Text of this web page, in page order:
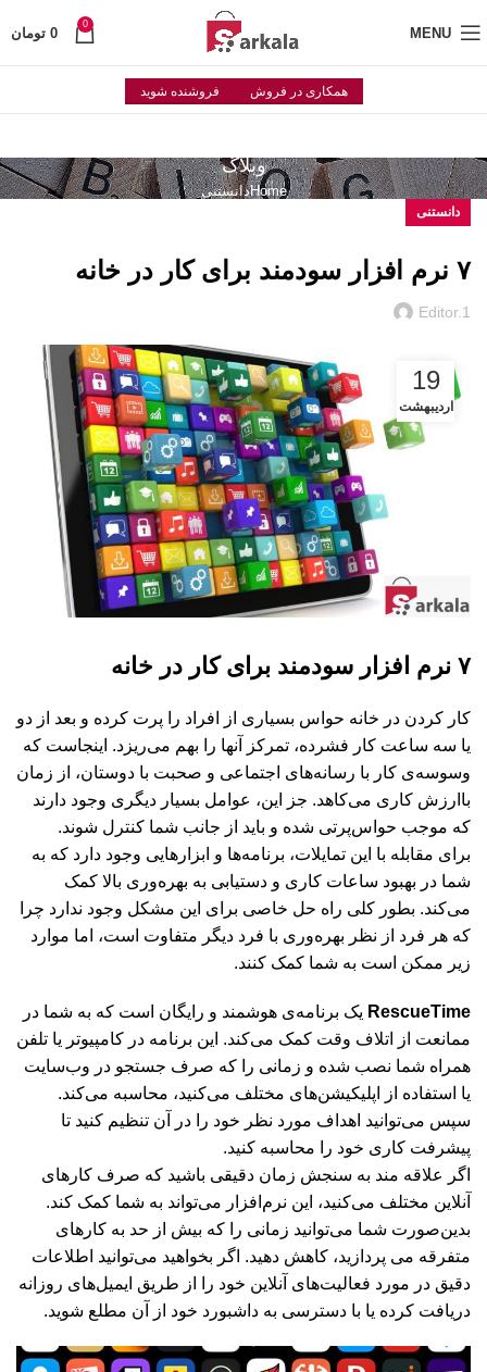
MENU
0
0 تومان
همکاری در فروش فروشنده شوید
وبلاگ
Homeدانستنی
دانستنی
۷ نرم افزار سودمند برای کار در خانه
Editor.1
19
اردیبهشت
۷ نرم افزار سودمند برای کار در خانه
کار کردن در خانه حواس بسیاری از افراد را پرت کرده و بعد از دو
یا سه ساعت کار فشرده، تمرکز آنها را بهم می‌ریزد. اینجاست که
وسوسه‌ی کار با رسانه‌های اجتماعی و صحبت با دوستان، از زمان
باارزش کاری می‌کاهد. جز این، عوامل بسیار دیگری وجود دارند
که موجب حواس‌پرتی شده و باید از جانب شما کنترل شوند.
برای مقابله با این تمایلات، برنامه‌ها و ابزارهایی وجود دارد که به
شما در بهبود ساعات کاری و دستیابی به بهره‌وری بالا کمک
می‌کند. بطور کلی راه حل خاصی برای این مشکل وجود ندارد چرا
که هر فرد از نظر بهره‌وری با فرد دیگر متفاوت است، اما موارد
زیر ممکن است به شما کمک کنند.
RescueTime یک برنامه‌ی هوشمند و رایگان است که به شما در
ممانعت از اتلاف وقت کمک می‌کند. این برنامه در کامپیوتر یا تلفن
همراه شما نصب شده و زمانی را که صرف جستجو در وب‌سایت
یا استفاده از اپلیکیشن‌های مختلف می‌کنید، محاسبه می‌کند.
سپس می‌توانید اهداف مورد نظر خود را در آن تنظیم کنید تا
پیشرفت کاری خود را محاسبه کنید.
اگر علاقه مند به سنجش زمان دقیقی باشید که صرف کارهای
آنلاین مختلف می‌کنید، این نرم‌افزار می‌تواند به شما کمک کند.
بدین‌صورت شما می‌توانید زمانی را که بیش از حد به کارهای
متفرقه می پردازید، کاهش دهید. اگر بخواهید می‌توانید اطلاعات
دقیق در مورد فعالیت‌های آنلاین خود را از طریق ایمیل‌های روزانه
دریافت کرده یا با دسترسی به داشبورد خود از آن مطلع شوید.